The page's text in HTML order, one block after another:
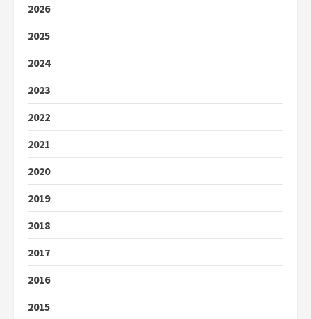
2026
2025
2024
2023
2022
2021
2020
2019
2018
2017
2016
2015